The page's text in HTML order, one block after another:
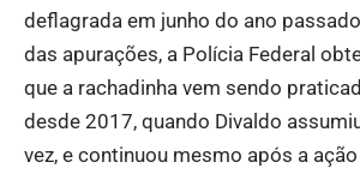
deflagrada em junho do ano
das apurações, a Polícia Federal
que a rachadinha vem sendo
desde 2017, quando Divaldo
vez, e continuou mesmo após a